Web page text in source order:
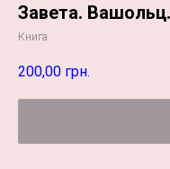
Завета.
Книга
200,00 грн.